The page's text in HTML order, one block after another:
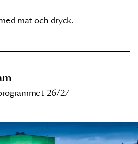
mat och dryck.
26/27